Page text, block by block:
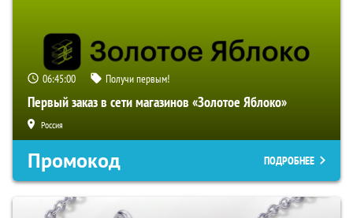
06:44:59 Получи первым!
Первый заказ в сети магазинов «Золотое Яблоко»
Россия
Промокод ПОДРОБНЕЕ